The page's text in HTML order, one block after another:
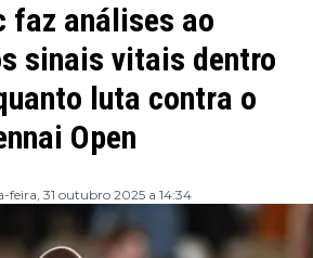
faz análises ao
sinais vitais dentro
luta contra o
Open
feira, 31 outubro 2025 a 14:34